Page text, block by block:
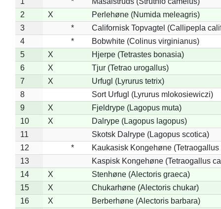
2
X
Perlehøne (Numida meleagris)
3
*
Californisk Topvagtel (Callipepla
4
*
Bobwhite (Colinus virginianus)
5
X
Hjerpe (Tetrastes bonasia)
6
X
Tjur (Tetrao urogallus)
7
X
Urfugl (Lyrurus tetrix)
8
Sort Urfugl (Lyrurus mlokosiewiczi)
9
X
Fjeldrype (Lagopus muta)
10
X
Dalrype (Lagopus lagopus)
11
Skotsk Dalrype (Lagopus scotica)
12
*
Kaukasisk Kongehøne
13
Kaspisk Kongehøne (Tetraogallus
14
X
Stenhøne (Alectoris graeca)
15
X
Chukarhøne (Alectoris chukar)
16
X
Berberhøne (Alectoris barbara)